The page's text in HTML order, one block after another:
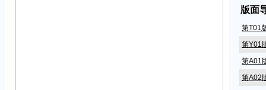
版面
第T01
第Y01
第A01
第A02